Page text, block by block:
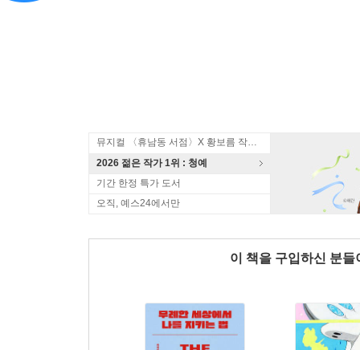
뮤지컬 〈휴남동 서점〉X 황보름 작가 북토크
2026 젊은 작가 1위 : 청예
기간 한정 특가 도서
오직, 예스24에서만
이 책을 구입하신 분